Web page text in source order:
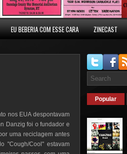
EU BEBERIA COM ESSE CARA ZINECAST
nos EUA despontavam
Danzig foi o fundador e
uma reciclagem antes
"Cough/Cool" estavam
Popular